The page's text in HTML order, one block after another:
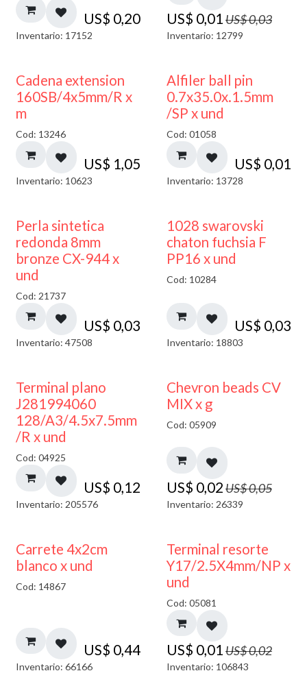
US$ 0,20
Inventario: 17152
US$ 0,01US$0,03
Inventario: 12799
Cadena extension
160SB/4x5mm/R x
m
Cod: 13246
US$ 1,05
Inventario: 10623
Alfiler ball pin
0.7x35.0x.1.5mm
/SP x und
Cod: 01058
US$ 0,01
Inventario: 13728
Perla sintetica
redonda 8mm
bronze CX-944 x
und
Cod: 21737
US$ 0,03
Inventario: 47508
1028 swarovski
chaton fuchsia F
PP16 x und
Cod: 10284
US$ 0,03
Inventario: 18803
Terminal plano
J281994060
128/A3/4.5x7.5mm
/R x und
Cod: 04925
US$ 0,12
Inventario: 205576
50% DESCUENTO
Chevron beads CV
MIX x g
Cod: 05909
US$ 0,02US$0,05
Inventario: 26339
Carrete 4x2cm
blanco x und
Cod: 14867
US$ 0,44
Inventario: 66166
50% DESCUENTO
Terminal resorte
Y17/2.5X4mm/NP x
und
Cod: 05081
US$ 0,01US$0,02
Inventario: 106843